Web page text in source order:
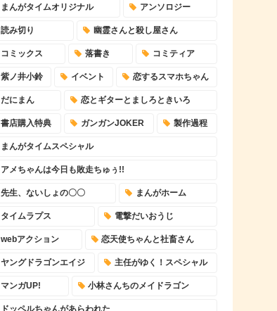
まんがタイムオリジナル アンソロジー
読み切り 幽霊さんと殺し屋さん
コミックス 落書き コミティア
紫ノ井小鈴 イベント 恋するスマホちゃん
だにまん 恋とギターとましろときいろ
書店購入特典 ガンガンJOKER 製作過程
まんがタイムスペシャル
アメちゃんは今日も敗走ちゅぅ!!
先生、ないしょの〇〇 まんがホーム
タイムラプス 電撃だいおうじ
webアクション 恋天使ちゃんと社畜さん
ヤングドラゴンエイジ 主任がゆく！スペシャル
マンガUP! 小林さんちのメイドラゴン